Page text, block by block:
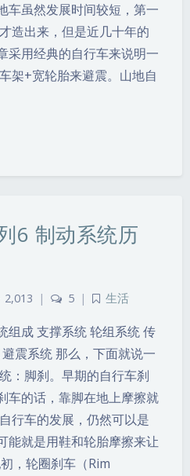
车虽然发展时间较短，第一
造出来，但是近几十年的
采用经典的自行车来说明一
架+宽轮胎来避震。山地自
6 制动系统历
2,013 | 5 | 生活
组成 支撑系统 轮组系统 传
震系统 那么，下面就说一
：脚刹。早期的自行车刹
车的话，靠脚在地上摩擦就
行车的发展，仍然可以是
能就是用鞋和轮胎摩擦来让
，轮圈刹车（Rim